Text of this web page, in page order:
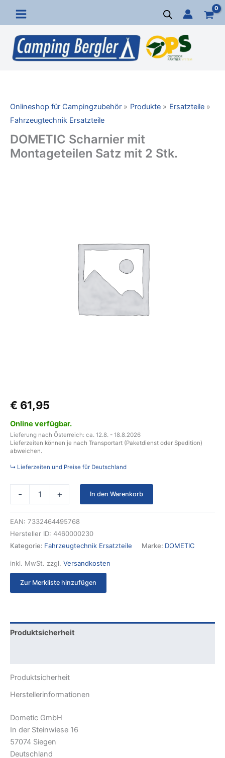
Inhalt
springen
Onlineshop für Campingzubehör Produkte
Ersatzteile
Fahrzeugtechnik Ersatzteile
DOMETIC Scharnier mit
Montageteilen Satz mit 2 Stk.
€ 61,95
Online verfügbar.
Lieferung nach Österreich: ca. 12.8. - 18.8.2026
Lieferzeiten können je nach Transportart (Paketdienst oder Spedition)
abweichen.
↳ Lieferzeiten und Preise für Deutschland
- + In den Warenkorb
EAN: 7332464495768
Hersteller ID: 4460000230
Kategorie: Fahrzeugtechnik Ersatzteile Marke: DOMETIC
inkl. MwSt. zzgl. Versandkosten
Zur Merkliste hinzufügen
Produktsicherheit
Produktsicherheit
Herstellerinformationen
Dometic GmbH
In der Steinwiese 16
57074 Siegen
Deutschland